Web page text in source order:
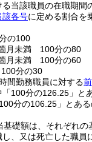
る当該職員の在職期間
該各号に定める割合を
の100
月未満 100分の80
月未満 100分の60
分の30
間勤務職員に対する
「100分の126.25」と
分の106.25」とあ
基礎額は、それぞれの
し、又は死亡した職員